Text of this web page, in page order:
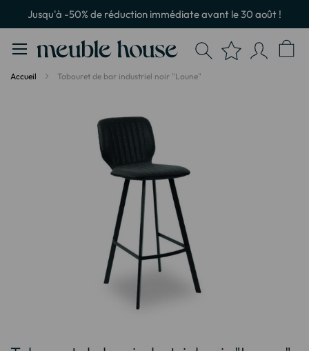
Jusqu'à -50% de réduction immédiate avant le 30 août !
Accueil Tabouret de bar industriel noir "Loune"
Panneau de gestion des cookies